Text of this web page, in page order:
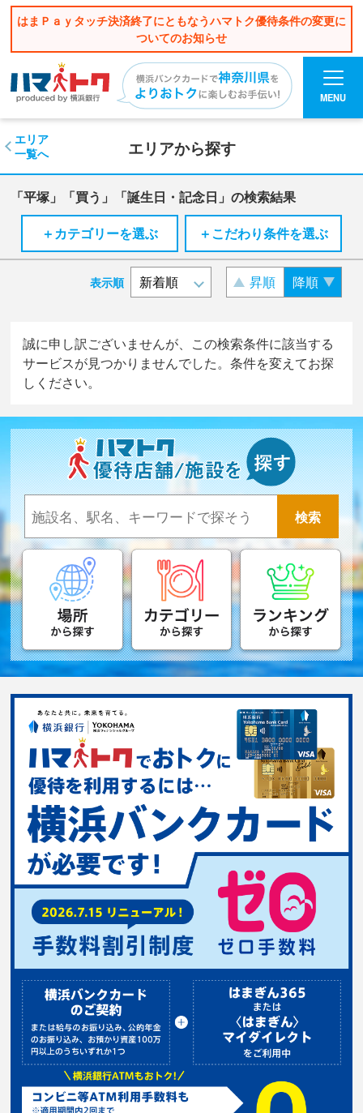
はまＰａｙタッチ決済終了にともなうハマトク優待条件の変更に
ついてのお知らせ
MENU
エリアから探す
エリア
一覧へ
「平塚」「買う」「誕生日・記念日」の検索結果
＋カテゴリーを選ぶ
＋こだわり条件を選ぶ
表示順 昇順 降順
誠に申し訳ございませんが、この検索条件に該当する
サービスが見つかりませんでした。条件を変えてお探
しください。